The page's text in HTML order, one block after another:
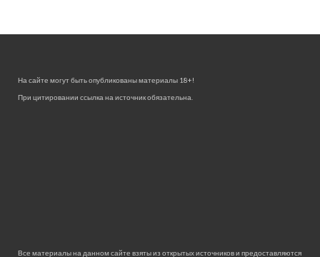
На сайте могут быть опубликованы материалы 18+!
При цитировании ссылка на источник обязательна.
Все материалы на данном сайте взяты из открытых источников и предоставляются